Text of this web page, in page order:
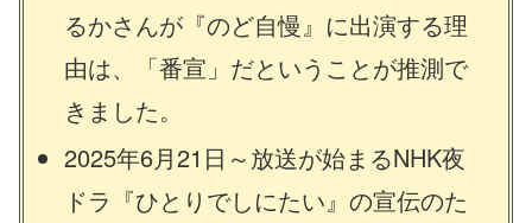
るかさんが『のど自慢』に出演する理
由は、「番宣」だということが推測で
きました。
2025年6月21日～放送が始まるNHK夜
ドラ『ひとりでしにたい』の宣伝のた